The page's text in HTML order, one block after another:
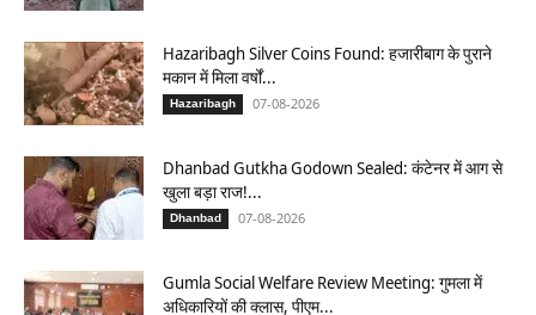
Hazaribagh Silver Coins Found: हजारीबाग के पुराने
मकान में मिला वर्षों...
Hazaribagh 07-08-2026
Dhanbad Gutkha Godown Sealed: कंटेनर में आग से
खुला बड़ा राज!...
Dhanbad 07-08-2026
Gumla Social Welfare Review Meeting: गुमला में
अधिकारियों की क्लास, पीएम...